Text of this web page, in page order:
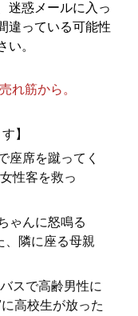
迷惑メールに入っ
違っている可能性
い。
れ筋から。
】
座席を蹴ってく
性客を救っ
ゃんに怒鳴る
、隣に座る母親
スで高齢男性に
高校生が放った